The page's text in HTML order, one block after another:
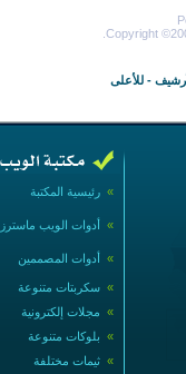
Copyright
- للأعلى
» رئيسية المكتبة
» أدوات الويب ماسترز
» أدوات المصممين
» سكربتات متنوعة
» مجلات إلكترونية
» بلوكات متنوعة
» ثيمات مختلفة